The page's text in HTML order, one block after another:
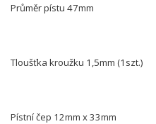
Průměr pístu 47mm
Tloušťka kroužku 1,5mm (1szt.)
Pístní čep 12mm x 33mm